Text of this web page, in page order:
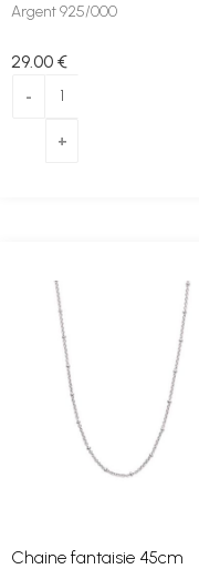
Argent 925/000
29.00 €
Chaine fantaisie 45cm